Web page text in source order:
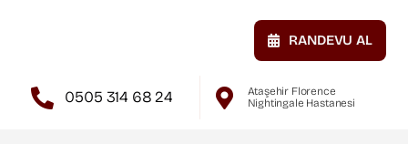
0505 314 68 24
Ataşehir Florence
Nightingale Hastanesi
RANDEVU AL